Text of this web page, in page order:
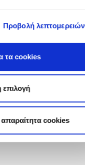
Προβολή λεπτομερειών
τα cookies
επιλογή
cookies
ΚΑΤΤΑΒΙΑΣ -
(χωρίς ΦΠΑ)
ΠΑΡΑΓΩΓΗΣ